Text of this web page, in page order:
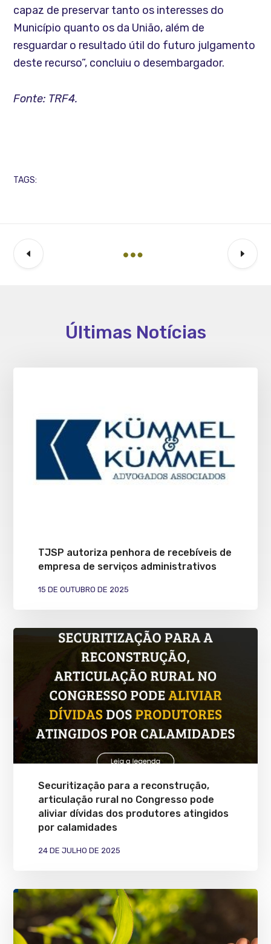
capaz de preservar tanto os interesses do
Município quanto os da União, além de
resguardar o resultado útil do futuro julgamento
deste recurso”, concluiu o desembargador.
Fonte: TRF4.
TAGS:
Últimas Notícias
TJSP autoriza penhora de recebíveis de
empresa de serviços administrativos
15 DE OUTUBRO DE 2025
Securitização para a reconstrução,
articulação rural no Congresso pode
aliviar dívidas dos produtores atingidos
por calamidades
24 DE JULHO DE 2025